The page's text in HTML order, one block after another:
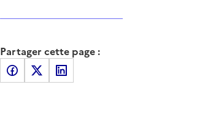
Partager cette page :
Partager sur Facebook
Partager sur XPartager sur LinkedIn